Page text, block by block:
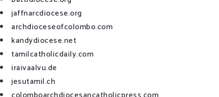
jaffnarcdiocese.org
archdioceseofcolombo.com
kandydiocese.net
tamilcatholicdaily.com
iraivaalvu.de
jesutamil.ch